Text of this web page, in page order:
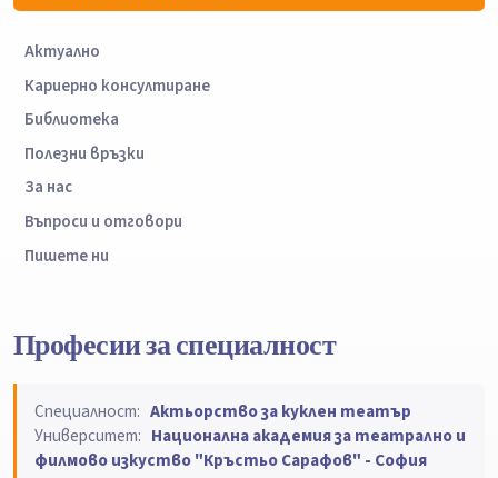
Актуално
Кариерно консултиране
Библиотека
Полезни връзки
За нас
Въпроси и отговори
Пишете ни
Професии за специалност
Специалност: Актьорство за куклен театър
Университет: Национална академия за театрално и
филмово изкуство "Кръстьо Сарафов" - София